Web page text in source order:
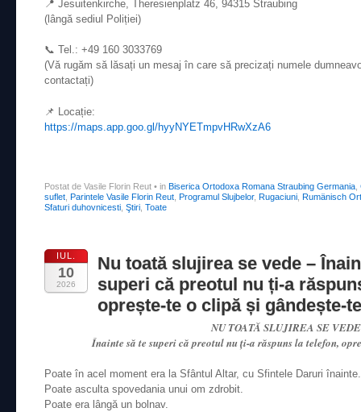
📍 Jesuitenkirche, Theresienplatz 46, 94315 Straubing
(lângă sediul Poliției)
📞 Tel.: +49 160 3033769
(Vă rugăm să lăsați un mesaj în care să precizați numele
contactați)
📌 Locație:
https://maps.app.goo.gl/hyyNYETmpvHRwXzA6
Postat de Vasile Florin Reut • in Biserica Ortodoxa Romana Straubing Germania
suflet Parintele Vasile Florin Reut Programul Slujbelor, Rugaciuni Rumänisch
Sfaturi duhovnicesti Ştiri Toate
IUL.
10
2026
Nu toată slujirea se vede –
superi că preotul nu ți-a
oprește-te o clipă și gândește-
NU TOATĂ SLUJIREA SE VEDE
Înainte să te superi că preotul nu ți-a răspuns la telefon,
Poate în acel moment era la Sfântul Altar, cu Sfintele Daruri înainte.
Poate asculta spovedania unui om zdrobit.
Poate era lângă un bolnav.